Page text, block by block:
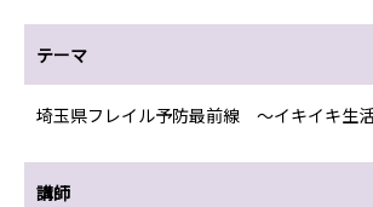
テーマ
埼玉県フレイル予防最前線 ～イキイキ生
講師